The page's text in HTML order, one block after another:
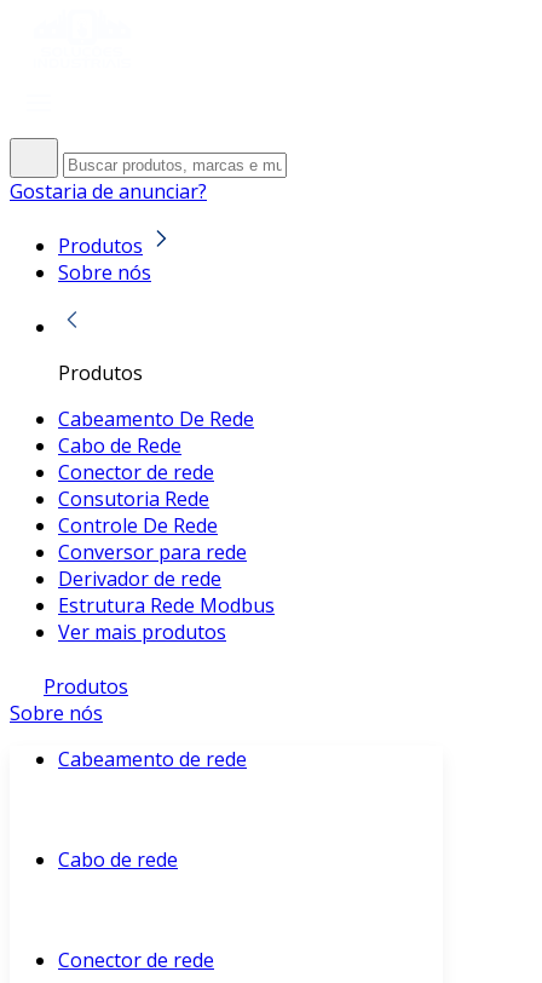
Gostaria de anunciar?
Produtos
Sobre nós
Produtos
Cabeamento De Rede
Cabo de Rede
Conector de rede
Consutoria Rede
Controle De Rede
Conversor para rede
Derivador de rede
Estrutura Rede Modbus
Ver mais produtos
Produtos
Sobre nós
Cabeamento de rede
Cabo de rede
Conector de rede